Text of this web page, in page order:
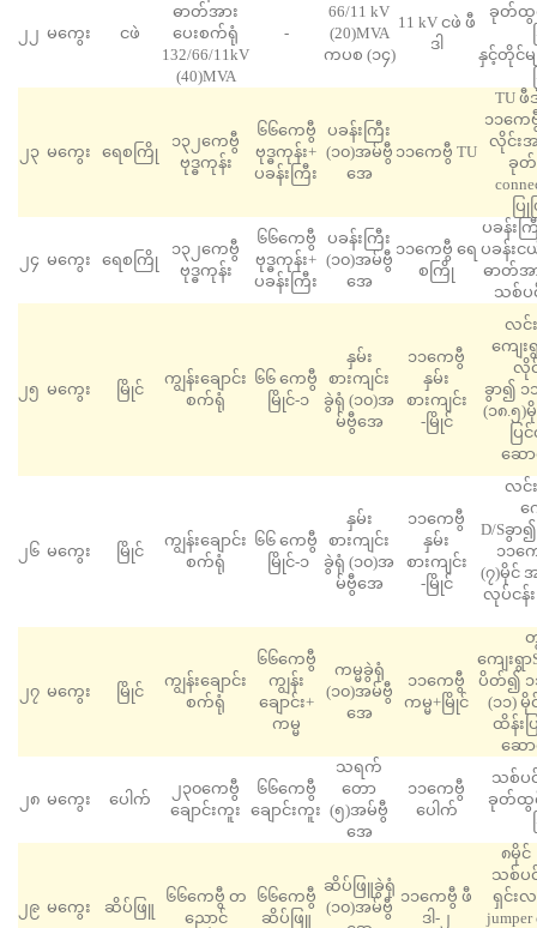
၂၂ မကွေး ငဖဲ
ဓာတ်အား
ပေးစက်ရုံ
132/66/11kV
(40)MVA
-
66/11 kV
(20)MVA
ကပစ (၁၄)
11 kV ငဖဲ ဖီ
ဒါ
ခုတ်ထွ
နှင့်တိုင်
၂၃ မကွေး ရေစကြို
၁၃၂ကေဗွီ​
ဗုဒ္ဓကုန်း
၆၆ကေဗွီ
ဗုဒ္ဓကုန်း+
ပခန်းကြီး
ပခန်းကြီး
(၁၀)အမ်ဗွီ
အေ
၁၁ကေဗွီ TU
TU ဖီ
၁၁ကေ
လိုင်းအ
ခုတ်
ပြု
၂၄ မကွေး ရေစကြို
၁၃၂ကေဗွီ​
ဗုဒ္ဓကုန်း
၆၆ကေဗွီ
ဗုဒ္ဓကုန်း+
ပခန်းကြီး
ပခန်းကြီး
(၁၀)အမ်ဗွီ
အေ
၁၁ကေဗွီ ရေ
စကြို
ပခန်းက
ပခန်း
ဓာတ်အ
သစ်ပ
၂၅ မကွေး မြိုင်
ကျွန်းချောင်း
စက်ရုံ
၆၆ ကေဗွီ
မြိုင်-၁
နှမ်း
စားကျင်း
ခွဲရုံ (၁၀)အ
မ်ဗွီအေ
၁၁ကေဗွီ
နှမ်း
စားကျင်း
-မြိုင်
လင်
ကျေး
လိုင်
ခွာ၍
(၁၈.၅)
ပြ
ဆေ
၂၆ မကွေး မြိုင်
ကျွန်းချောင်း
စက်ရုံ
၆၆ ကေဗွီ
မြိုင်-၁
နှမ်း
စားကျင်း
ခွဲရုံ (၁၀)အ
မ်ဗွီအေ
၁၁ကေဗွီ
နှမ်း
စားကျင်း
-မြိုင်
လင်
က
D/Sခွာ
၁၁က
(၇)မိုင်
လုပ်ငန်
၂၇ မကွေး မြိုင်
ကျွန်းချောင်း
စက်ရုံ
၆၆ကေဗွီ
ကျွန်း
ချောင်း+
ကမ္မ
ကမ္မခွဲရုံ
(၁၀)အမ်ဗွီ
အေ
၁၁ကေဗွီ
ကမ္မ+မြိုင်
ကျေးရွာ
ပိတ်၍ ၁
(၁၁)
ထိန်းပ
ဆေ
၂၈ မကွေး ​ပေါက်
၂၃၀ကေဗွီ
‌ချောင်းကူး
၆၆ကေဗွီ
‌ချောင်းကူး
သရက်
တော
(၅)အမ်ဗွီ
အေ
၁၁ကေဗွီ
ပေါက်
သစ်ပ
ခုတ်ထွင်
၂၉ မကွေး ဆိပ်ဖြူ
၆၆ကေဗွီ တ
ညောင်
၆၆ကေဗွီ
‌ဆိပ်ဖြူ
ဆိပ်ဖြူခွဲရုံ
(၁၀)အမ်ဗွီ
၁၁ကေဗွီ ဖီ
ဒါ-၂
၈မိုင်
သစ်ပ
ရှင်းလ
jumper